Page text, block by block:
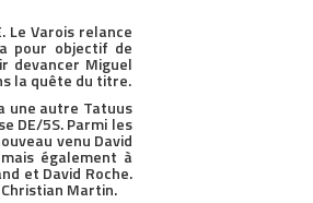
Le Varois relance
pour objectif de
devancer Miguel
la quête du titre.
une autre Tatuus
DE/5S. Parmi les
venu David
également à
et David Roche.
Martin.